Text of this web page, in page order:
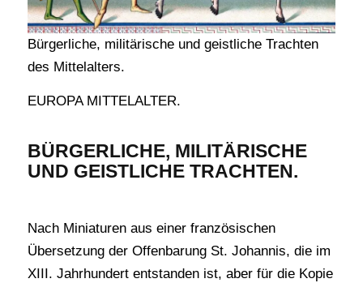
Bürgerliche, militärische und geistliche Trachten
des Mittelalters.
EUROPA MITTELALTER.
BÜRGERLICHE, MILITÄRISCHE
UND GEISTLICHE TRACHTEN.
Nach Miniaturen aus einer französischen
Übersetzung der Offenbarung St. Johannis, die im
XIII. Jahrhundert entstanden ist, aber für die Kopie